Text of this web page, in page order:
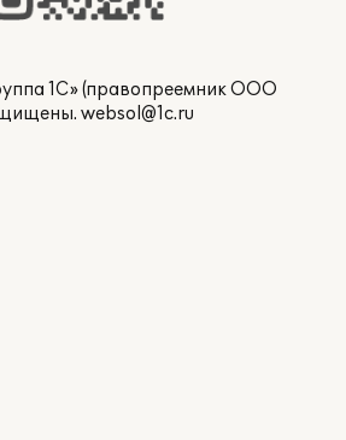
1С» (правопреемник ООО
websol@1c.ru